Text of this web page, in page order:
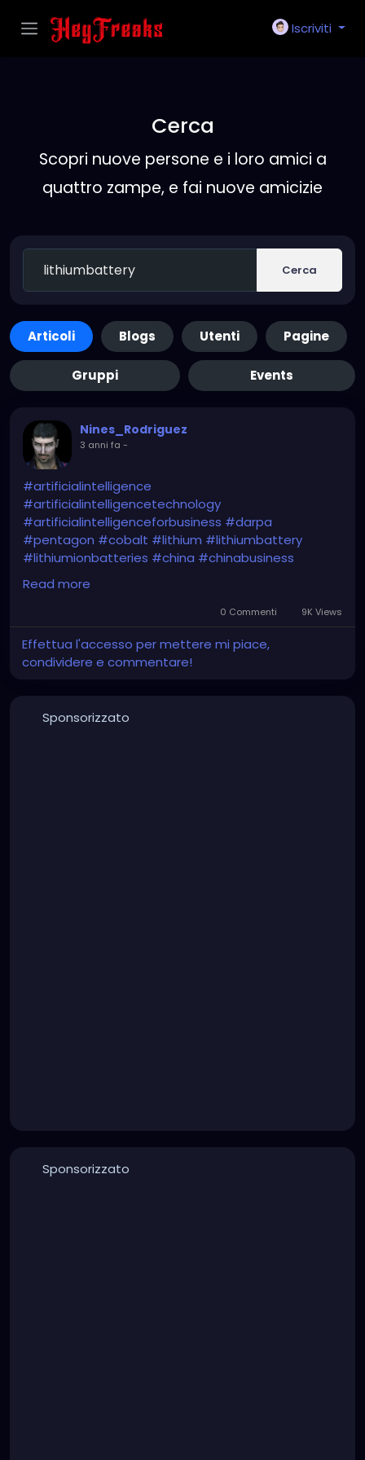
Iscriviti
Cerca
Scopri nuove persone e i loro amici a
quattro zampe, e fai nuove amicizie
Cerca
Articoli Blogs Utenti Pagine
Gruppi Events
Nines_Rodriguez
3 anni fa -
#artificialintelligence
#artificialintelligencetechnology
#artificialintelligenceforbusiness #darpa
#pentagon #cobalt #lithium #lithiumbattery
#lithiumionbatteries #china #chinabusiness
#chinaeconomy
#criticalminerals
https://www.usnews.com/news/technology/articles
/2024-01-29/pentagon-plans-ai-based-program-
Read more
0 Commenti 9K Views
Effettua l'accesso per mettere mi piace,
condividere e commentare!
Sponsorizzato
Sponsorizzato